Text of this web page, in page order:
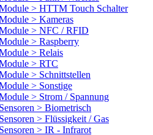
> HTTM Touch Schalter
> Kameras
> NFC / RFID
> Raspberry
> Relais
> RTC
> Schnittstellen
> Sonstige
> Strom / Spannung
> Biometrisch
> Flüssigkeit / Gas
> IR - Infrarot